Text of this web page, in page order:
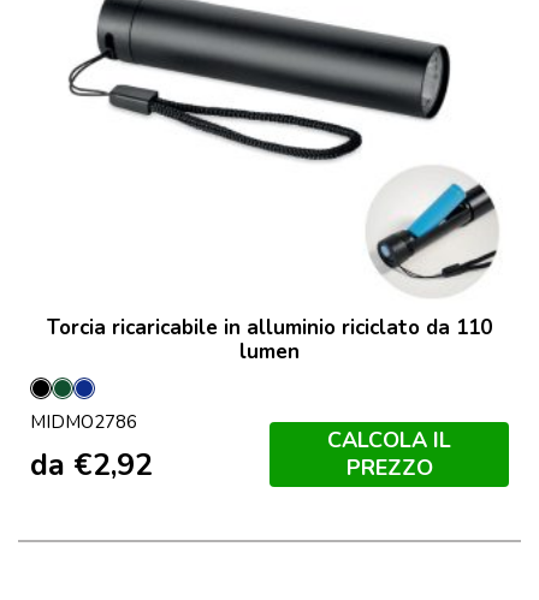
Torcia ricaricabile in alluminio riciclato da 110
lumen
Nero
Verde
Scuro
Francese
Navy
MIDMO2786
da €2,92
CALCOLA IL
PREZZO